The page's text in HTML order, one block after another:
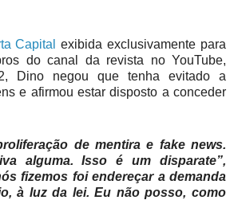
Capital
exibida exclusivamente para
do canal da revista no YouTube,
Dino negou que tenha evitado a
e afirmou estar disposto a conceder
de mentira e fake news.
alguma. Isso é um disparate”,
fizemos foi endereçar a demanda
à luz da lei. Eu não posso, como